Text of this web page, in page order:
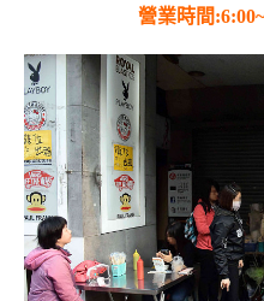
營業時間